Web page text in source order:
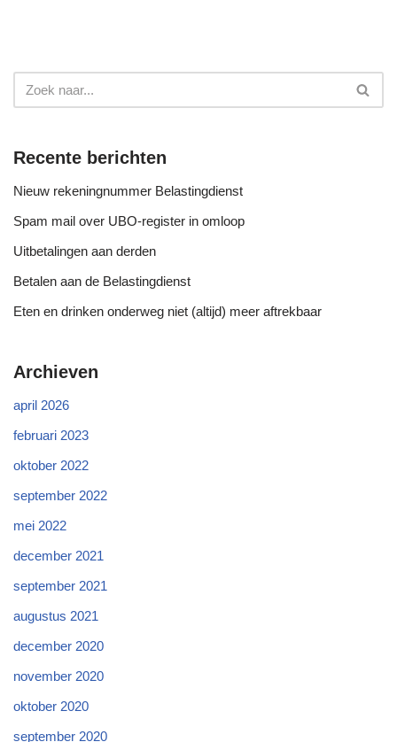
Recente berichten
Nieuw rekeningnummer Belastingdienst
Spam mail over UBO-register in omloop
Uitbetalingen aan derden
Betalen aan de Belastingdienst
Eten en drinken onderweg niet (altijd) meer aftrekbaar
Archieven
april 2026
februari 2023
oktober 2022
september 2022
mei 2022
december 2021
september 2021
augustus 2021
december 2020
november 2020
oktober 2020
september 2020